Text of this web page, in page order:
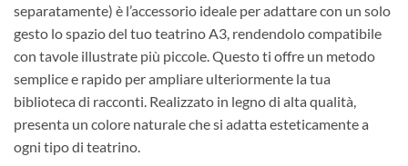
separatamente) è l’accessorio ideale per adattare con un solo
gesto lo spazio del tuo teatrino A3, rendendolo compatibile
con tavole illustrate più piccole. Questo ti offre un metodo
semplice e rapido per ampliare ulteriormente la tua
biblioteca di racconti. Realizzato in legno di alta qualità,
presenta un colore naturale che si adatta esteticamente a
ogni tipo di teatrino.